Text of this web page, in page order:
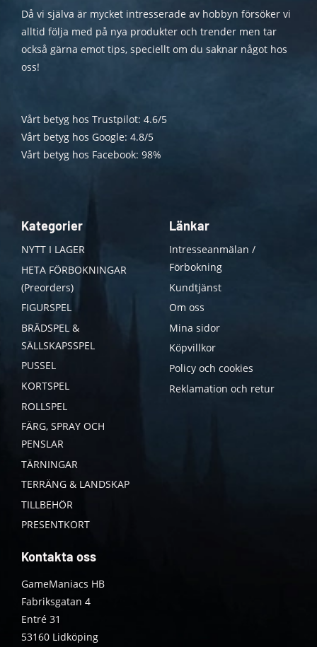
Då vi själva är mycket intresserade av hobbyn försöker vi
alltid följa med på nya produkter och trender men tar
också gärna emot tips, speciellt om du saknar något hos
oss!
Vårt betyg hos Trustpilot: 4.6/5
Vårt betyg hos Google: 4.8/5
Vårt betyg hos Facebook: 98%
Kategorier
NYTT I LAGER
HETA FÖRBOKNINGAR
(Preorders)
FIGURSPEL
BRÄDSPEL &
SÄLLSKAPSSPEL
PUSSEL
KORTSPEL
ROLLSPEL
FÄRG, SPRAY OCH
PENSLAR
TÄRNINGAR
TERRÄNG & LANDSKAP
TILLBEHÖR
PRESENTKORT
Länkar
Intresseanmälan /
Förbokning
Kundtjänst
Om oss
Mina sidor
Köpvillkor
Policy och cookies
Reklamation och retur
Kontakta oss
GameManiacs HB
Fabriksgatan 4
Entré 31
53160 Lidköping